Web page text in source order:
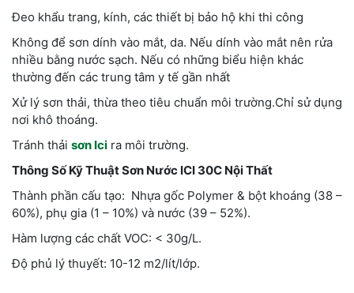
Đeo khẩu trang, kính, các thiết bị bảo hộ khi thi công
Không để sơn dính vào mắt, da. Nếu dính vào mắt nên rửa
nhiều bằng nước sạch. Nếu có những biểu hiện khác
thường đến các trung tâm y tế gần nhất
Xử lý sơn thải, thừa theo tiêu chuẩn môi trường.Chỉ sử dụng
nơi khô thoáng.
Tránh thải sơn Ici ra môi trường.
Thông Số Kỹ Thuật Sơn Nước ICI 30C Nội Thất
Thành phần cấu tạo: Nhựa gốc Polymer & bột khoáng (38 –
60%), phụ gia (1 – 10%) và nước (39 – 52%).
Hàm lượng các chất VOC: < 30g/L.
Độ phủ lý thuyết: 10-12 m2/lít/lớp.